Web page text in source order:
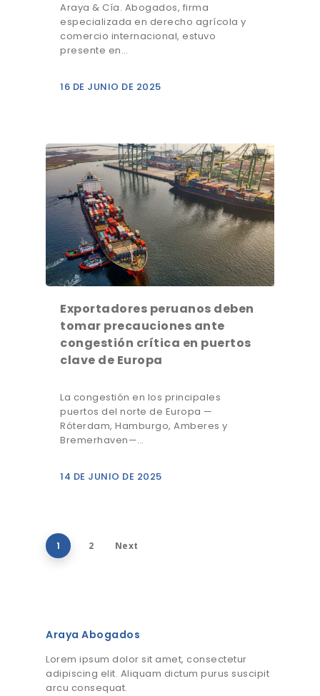
Araya & Cía. Abogados, firma
especializada en derecho agrícola y
comercio internacional, estuvo
presente en…
16 DE JUNIO DE 2025
Exportadores peruanos deben
tomar precauciones ante
congestión crítica en puertos
clave de Europa
La congestión en los principales
puertos del norte de Europa —
Róterdam, Hamburgo, Amberes y
Bremerhaven—…
14 DE JUNIO DE 2025
1 2 Next
Araya Abogados
Lorem ipsum dolor sit amet, consectetur
adipiscing elit. Aliquam dictum purus suscipit
arcu consequat.